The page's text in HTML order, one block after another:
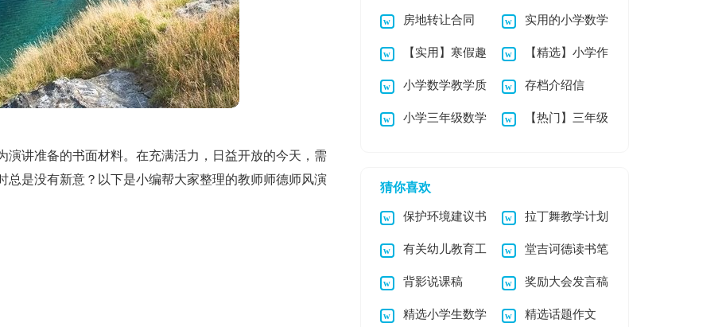
演讲准备的书面材料。在充满活力，日益开放的今天，需
总是没有新意？以下是小编帮大家整理的教师师德师风演
小学作文4篇 学作文300字4篇
房地转让合同 实用的小学数学
教案四篇
【实用】寒假趣
事小学作文四篇
【精选】小学作
文300字3篇
小学数学教学质
量提升方案集合13
存档介绍信
小学三年级数学 【热门】三年级
猜你喜欢
保护环境建议书
作文合集6篇
拉丁舞教学计划
7篇
有关幼儿教育工
作计划锦集六篇
堂吉诃德读书笔
记
背影说课稿 奖励大会发言稿
精选小学生数学 精选话题作文